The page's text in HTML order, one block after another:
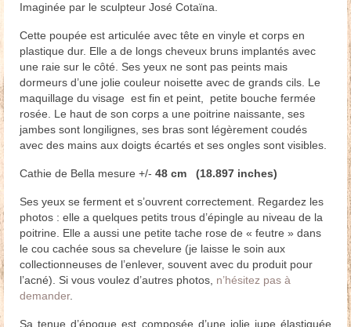
Imaginée par le sculpteur José Cotaïna.
Cette poupée est articulée avec tête en vinyle et corps en
plastique dur. Elle a de longs cheveux bruns implantés avec
une raie sur le côté. Ses yeux ne sont pas peints mais
dormeurs d’une jolie couleur noisette avec de grands cils. Le
maquillage du visage est fin et peint, petite bouche fermée
rosée. Le haut de son corps a une poitrine naissante, ses
jambes sont longilignes, ses bras sont légèrement coudés
avec des mains aux doigts écartés et ses ongles sont visibles.
Cathie de Bella mesure +/- 48 cm (18.897 inches)
Ses yeux se ferment et s’ouvrent correctement. Regardez les
photos : elle a quelques petits trous d’épingle au niveau de la
poitrine. Elle a aussi une petite tache rose de « feutre » dans
le cou cachée sous sa chevelure (je laisse le soin aux
collectionneuses de l’enlever, souvent avec du produit pour
l’acné). Si vous voulez d’autres photos, n’hésitez pas à
demander.
Sa tenue d’époque est composée d’une jolie jupe élastiquée